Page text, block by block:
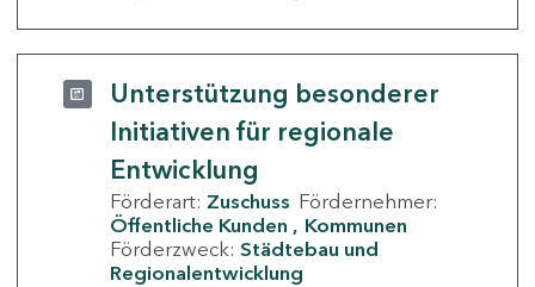
Unterstützung besonderer
Initiativen für regionale
Entwicklung
Förderart: Zuschuss Fördernehmer:
Öffentliche Kunden
Kommunen
Förderzweck: Städtebau und
Regionalentwicklung